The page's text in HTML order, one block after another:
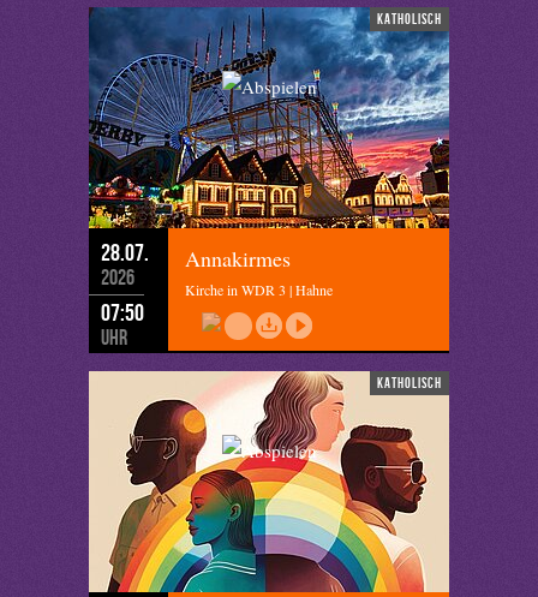
katholisch
28.07.
2026
07:50
Uhr
Annakirmes
Kirche in WDR 3 | Hahne
katholisch